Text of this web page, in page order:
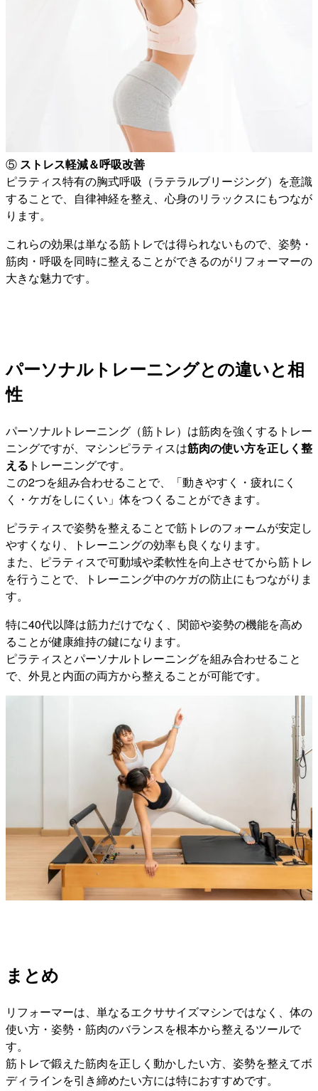
⑤ ストレス軽減＆呼吸改善
ピラティス特有の胸式呼吸（ラテラルブリージング）を意識
することで、自律神経を整え、心身のリラックスにもつなが
ります。
これらの効果は単なる筋トレでは得られないもので、姿勢・
筋肉・呼吸を同時に整えることができるのがリフォーマーの
大きな魅力です。
パーソナルトレーニングとの違いと相
性
パーソナルトレーニング（筋トレ）は筋肉を強くするトレー
ニングですが、マシンピラティスは筋肉の使い方を正しく整
える トレーニングです。
この2つを組み合わせることで、「動きやすく・疲れにく
く・ケガをしにくい」体をつくることができます。
ピラティスで姿勢を整えることで筋トレのフォームが安定し
やすくなり、トレーニングの効率も良くなります。
また、ピラティスで可動域や柔軟性を向上させてから筋トレ
を行うことで、トレーニング中のケガの防止にもつながりま
す。
特に40代以降は筋力だけでなく、関節や姿勢の機能を高め
ることが健康維持の鍵になります。
ピラティスとパーソナルトレーニングを組み合わせること
で、外見と内面の両方から整えることが可能です。
まとめ
リフォーマーは、単なるエクササイズマシンではなく、体の
使い方・姿勢・筋肉のバランスを根本から整えるツールで
す。
筋トレで鍛えた筋肉を正しく動かしたい方、姿勢を整えてボ
ディラインを引き締めたい方には特におすすめです。